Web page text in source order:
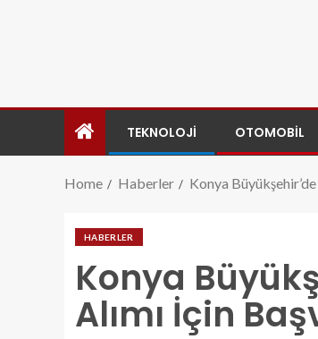
TEKNOLOJI OTOMOBIL
Home Haberler Konya
HABERLER
Konya
Alımı İçin